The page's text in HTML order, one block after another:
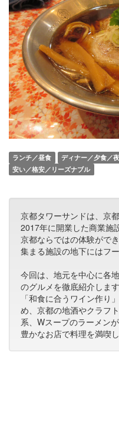
ランチ／昼食 ディナー／夕食／
安い／格安／リーズナブル
京都タワーサンドは、京
2017年に開業した商業施
京都ならではの体験がで
集まる施設の地下にはフ
今回は、地元を中心に各
のグルメを徹底紹介します
「和食に合うワイン作り
め、京都の地酒やクラフ
系、Wスープのラーメン
豊かなお店で料理を満喫し